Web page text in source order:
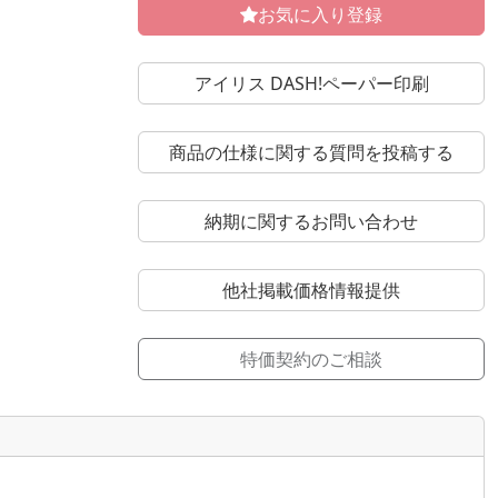
お気に入り登録
アイリス DASH!ペーパー印刷
商品の仕様に関する質問を投稿する
納期に関するお問い合わせ
他社掲載価格情報提供
特価契約のご相談